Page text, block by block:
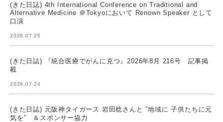
(きた日誌) 4th International Conference on Traditional and
Alternative Medicine ＠Tokyoにおいて Renown Speaker として
口演
2026.07.25
(きた日誌) 『統合医療でがんに克つ』2026年8月 216号 記事掲
載
2026.07.24
(きた日誌) 元阪神タイガース 岩田稔さんと ”地域に 子供たちに元
気を” ＆スポンサー協力